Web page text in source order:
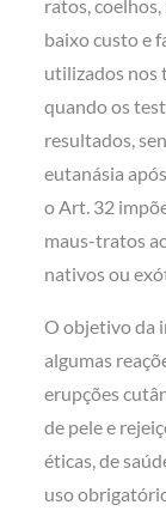
ratos,
baixo custo e
utilizados nos
quando os
resultados,
eutanásia
o Art. 32
maus-tratos
nativos ou
O objetivo da
algumas
erupções
de pele e
éticas, de
uso